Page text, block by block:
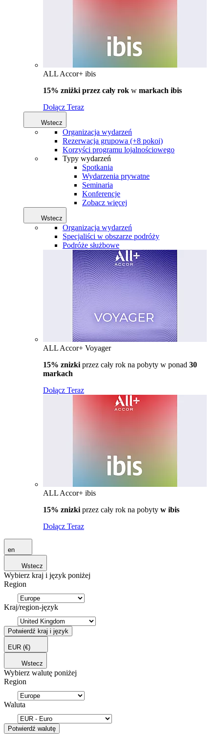
ALL Accor+ ibis
15% zniżki przez cały rok w markach ibis
Dołącz Teraz
Wstecz
Organizacja wydarzeń
Rezerwacja grupowa (+8 pokoi)
Korzyści programu lojalnościowego
Typy wydarzeń
Spotkania
Wydarzenia prywatne
Seminaria
Konferencje
Zobacz więcej
Wstecz
Organizacja wydarzeń
Specjaliści w obszarze podróży
Podróże służbowe
ALL Accor+ Voyager
15% znizki przez cały rok na pobyty w ponad 30
markach
Dołącz Teraz
ALL Accor+ ibis
15% znizki przez cały rok na pobyty w ibis
Dołącz Teraz
en
Wstecz
Wybierz kraj i język poniżej
Region
Kraj/region-język
Potwierdź kraj i język
EUR (€)
Wstecz
Wybierz walutę poniżej
Region
Waluta
Potwierdź walutę